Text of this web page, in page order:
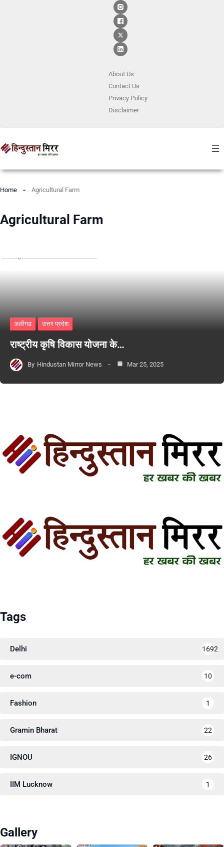
About Us
ContactUs
Privacy Policy
Disclaimer
Home Agricultural Farm
Agricultural Farm
अलीगढ उत्तर प्रदेश
राष्ट्रीय कृषि विकास योजना के…
By Hindustan Mirror News Mar 25, 2025
Tags
Delhi 1692
e-com 10
Fashion 1
Gramin Bharat 22
IGNOU 26
IIM Lucknow 1
Gallery